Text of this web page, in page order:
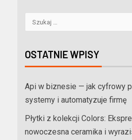
OSTATNIE WPISY
Api w biznesie — jak cyfrowy
systemy i automatyzuje firmę
Płytki z kolekcji Colors:
nowoczesna ceramika i